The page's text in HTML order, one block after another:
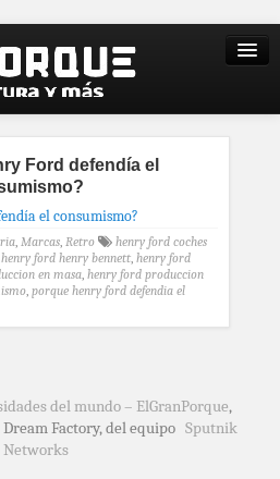
Ford defendía el
, Marcas, Retro
henry ford coches
henry ford henry bennett, henry ford
en masa, henry ford produccion
, porque henry ford defendia el
del mundo – ElGranPorque,
Factory, del equipo Sputnik
Networks